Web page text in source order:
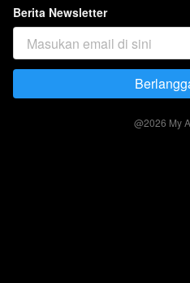
Berita Newsletter
`
@2026 My